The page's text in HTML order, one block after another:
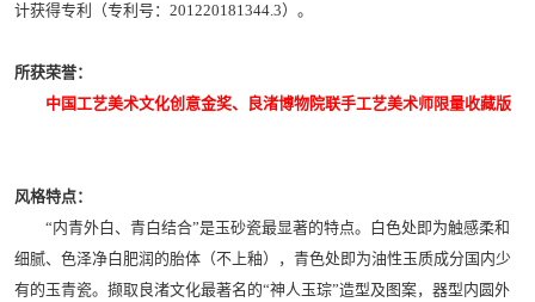
计获得专利（专利号：201220181344.3）。
所获荣誉：
中国工艺美术文化创意金奖、良渚博物院联手工艺美术师限量收藏版
风格特点：
“内青外白、青白结合”是玉砂瓷最显著的特点。白色处即为触感柔和
细腻、色泽净白肥润的胎体（不上釉），青色处即为油性玉质成分国内少
有的玉青瓷。撷取良渚文化最著名的“神人玉琮”造型及图案，器型内圆外